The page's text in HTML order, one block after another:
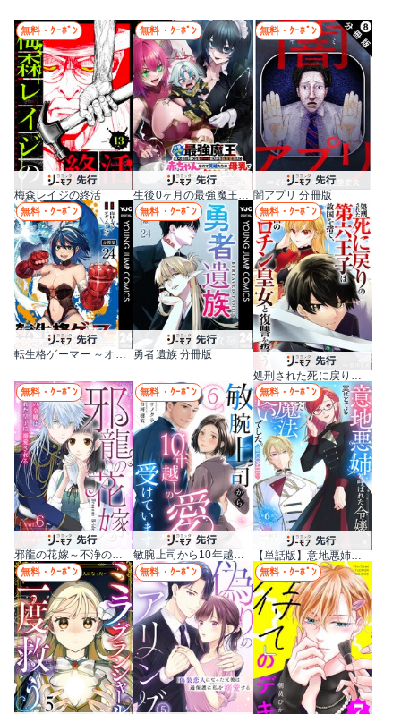
無料・ｸｰﾎﾟﾝ
梅森レイジの終活
無料・ｸｰﾎﾟﾝ
生後0ヶ月の最強魔王 食べるだけ強くなるチート能力持ち転生者だけど赤ちゃんなので英雄たちの母乳で成長して無双します
無料・ｸｰﾎﾟﾝ
闇アプリ 分冊版
無料・ｸｰﾎﾟﾝ
転生格ゲーマー ～オジでも勝てる異世界攻略～ 分冊版
無料・ｸｰﾎﾟﾝ
勇者遺族 分冊版
無料・ｸｰﾎﾟﾝ
無料・ｸｰﾎﾟﾝ 無料・ｸｰﾎﾟﾝ 無料・ｸｰﾎﾟﾝ
【単話版】意地悪姉と呼ばれた令嬢、実はとても優れた魔法使いでした。@COMIC
無料・ｸｰﾎﾟﾝ 無料・ｸｰﾎﾟﾝ 無料・ｸｰﾎﾟﾝ